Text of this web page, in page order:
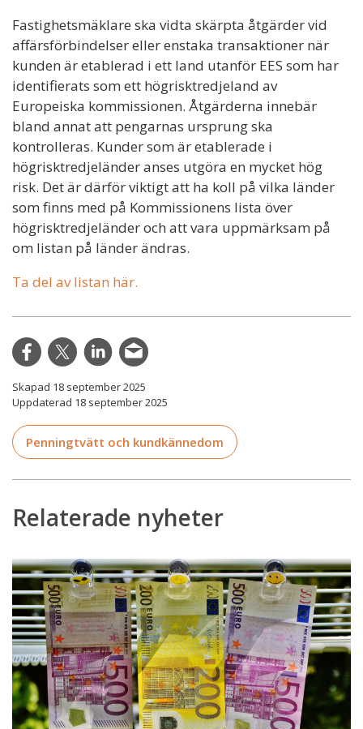
Fastighetsmäklare ska vidta skärpta åtgärder vid
affärsförbindelser eller enstaka transaktioner när
kunden är etablerad i ett land utanför EES som har
identifierats som ett högrisktredjeland av
Europeiska kommissionen. Åtgärderna innebär
bland annat att pengarnas ursprung ska
kontrolleras. Kunder som är etablerade i
högrisktredjeländer anses utgöra en mycket hög
risk. Det är därför viktigt att ha koll på vilka länder
som finns med på Kommissionens lista över
högrisktredjeländer och att vara uppmärksam på
om listan på länder ändras.
Ta del av listan här.
Skapad 18 september 2025
Uppdaterad 18 september 2025
Penningtvätt och kundkännedom
Relaterade nyheter
Nationella
riskbedömningen:
Fastighetsmäklarbranschen
bedöms
som
en
högrisksektor
för
penningtvätt